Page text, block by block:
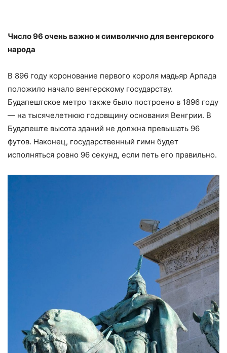
Число 96 очень важно и символично для венгерского
народа
В 896 году коронование первого короля мадьяр Арпада
положило начало венгерскому государству.
Будапештское метро также было построено в 1896 году
— на тысячелетнюю годовщину основания Венгрии. В
Будапеште высота зданий не должна превышать 96
футов. Наконец, государственный гимн будет
исполняться ровно 96 секунд, если петь его правильно.